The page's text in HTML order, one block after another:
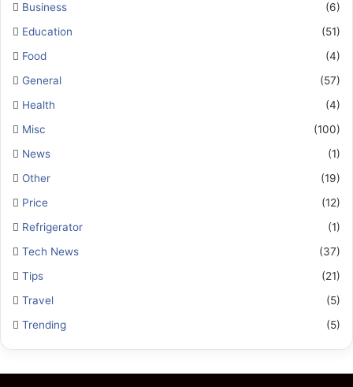
Business
(6)
Education
(51)
Food
(4)
General
(57)
Health
(4)
Misc
(100)
News
(1)
Other
(19)
Price
(12)
Refrigerator
(1)
Tech News
(37)
Tips
(21)
Travel
(5)
Trending
(5)